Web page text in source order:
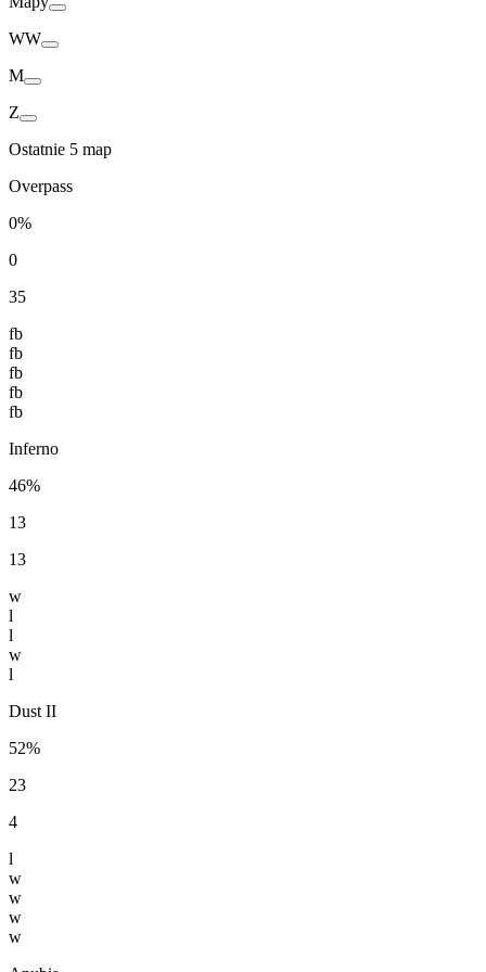
WW
M
Z
Ostatnie 5 map
Overpass
0%
0
35
fb
fb
fb
fb
fb
Inferno
46%
13
13
w
l
l
w
l
Dust II
52%
23
4
l
w
w
w
w